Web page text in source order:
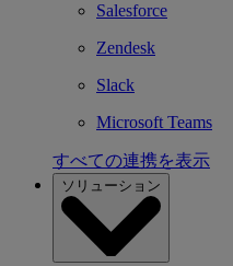
Salesforce
Zendesk
Slack
Microsoft Teams
すべての連携を表示
ソリューション